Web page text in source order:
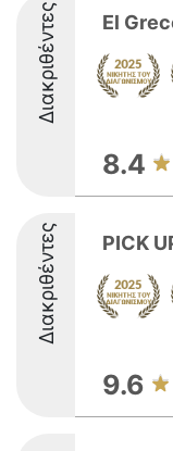
Διακριθέντες El
8.4
Διακριθέντες PICK
9.6